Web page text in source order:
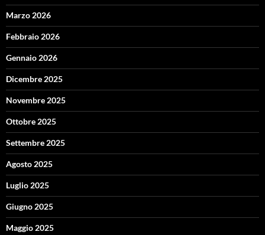
Marzo 2026
Febbraio 2026
Gennaio 2026
Dicembre 2025
Novembre 2025
Ottobre 2025
Settembre 2025
Agosto 2025
Luglio 2025
Giugno 2025
Maggio 2025